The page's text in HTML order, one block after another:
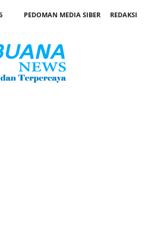
PEDOMAN MEDIA SIBER
REDAKSI